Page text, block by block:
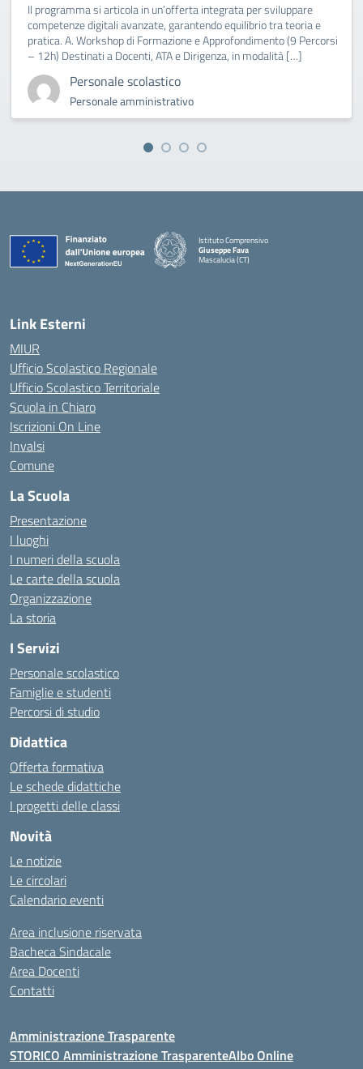
Il programma si articola in un’offerta integrata per sviluppare
competenze digitali avanzate, garantendo equilibrio tra teoria e
pratica. A. Workshop di Formazione e Approfondimento (9 Percorsi
– 12h) Destinati a Docenti, ATA e Dirigenza, in modalità […]
Personale scolastico
Personale amministrativo
Istituto Comprensivo
Giuseppe Fava
Mascalucia (CT)
Link Esterni
MIUR
Ufficio Scolastico Regionale
Ufficio Scolastico Territoriale
Scuola in Chiaro
Iscrizioni On Line
Invalsi
Comune
La Scuola
Presentazione
I luoghi
I numeri della scuola
Le carte della scuola
Organizzazione
La storia
I Servizi
Personale scolastico
Famiglie e studenti
Percorsi di studio
Didattica
Offerta formativa
Le schede didattiche
I progetti delle classi
Novità
Le notizie
Le circolari
Calendario eventi
Area inclusione riservata
Bacheca Sindacale
Area Docenti
Contatti
Amministrazione Trasparente
STORICO Amministrazione TrasparenteAlbo Online